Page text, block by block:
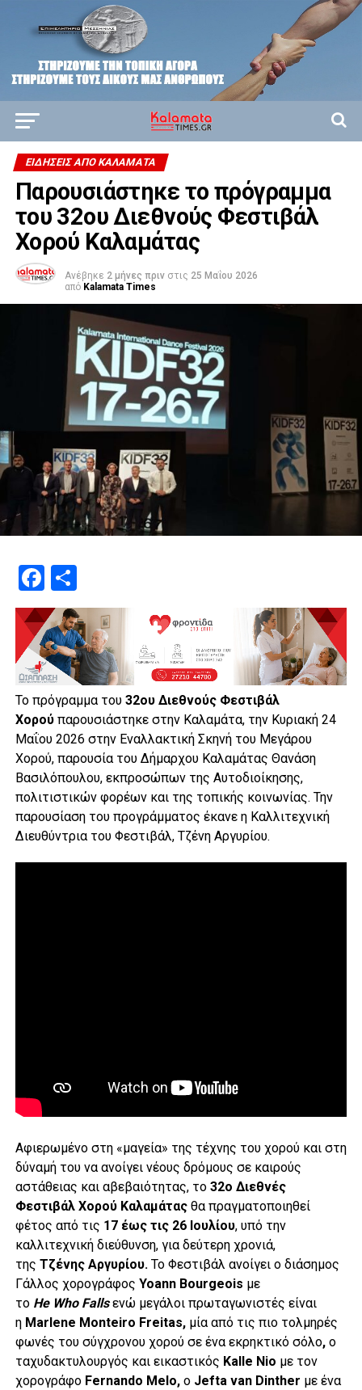
ΕΙΔΗΣΕΙΣ ΑΠΟ ΚΑΛΑΜΑΤΑ
Παρουσιάστηκε το πρόγραμμα
του 32ου Διεθνούς Φεστιβάλ
Χορού Καλαμάτας
Ανέβηκε 2 μήνες πριν στις 25 Μαΐου 2026
από Kalamata Times
Facebook
Μοιραστείτε
Το πρόγραμμα του 32ου Διεθνούς Φεστιβάλ
Χορούπαρουσιάστηκε στην Καλαμάτα, την Κυριακή 24
Μαΐου 2026 στην Εναλλακτική Σκηνή του Μεγάρου
Χορού, παρουσία του Δήμαρχου Καλαμάτας Θανάση
Βασιλόπουλου, εκπροσώπων της Αυτοδιοίκησης,
πολιτιστικών φορέων και της τοπικής κοινωνίας. Την
παρουσίαση του προγράμματος έκανε η Καλλιτεχνική
Διευθύντρια του Φεστιβάλ, Τζένη Αργυρίου.
Αφιερωμένο στη «μαγεία» της τέχνης του χορού και στη
δύναμή του να ανοίγει νέους δρόμους σε καιρούς
αστάθειας και αβεβαιότητας, το 32ο Διεθνές
Φεστιβάλ Χορού Καλαμάταςθα πραγματοποιηθεί
φέτος από τις 17 έως τις 26 Ιουλίου, υπό την
καλλιτεχνική διεύθυνση, για δεύτερη χρονιά,
της Τζένης Αργυρίου. Το Φεστιβάλ ανοίγει ο διάσημος
Γάλλος χορογράφος Yoann Bourgeois με
το He Who Fallsενώ μεγάλοι πρωταγωνιστές είναι
η Marlene Monteiro Freitas, μία από τις πιο τολμηρές
φωνές του σύγχρονου χορού σε ένα εκρηκτικό σόλο, ο
ταχυδακτυλουργός και εικαστικός Kalle Nio με τον
χορογράφο Fernando Melo, ο Jefta van Dinther με ένα